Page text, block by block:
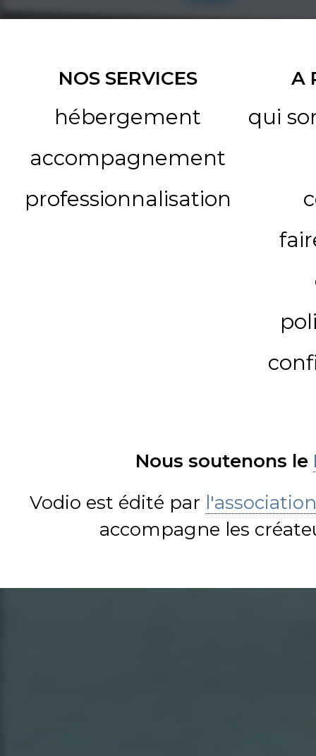
NOS SERVICES
hébergement
accompagnement
professionnalisation
A
qui